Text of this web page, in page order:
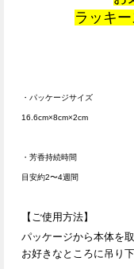
ラッキ
・パッケージサイズ
16.6cm×8cm×2cm
・芳香持続時間
目安約2〜4週間
【ご使用方法】
パッケージから本体を
お好きなところに吊り